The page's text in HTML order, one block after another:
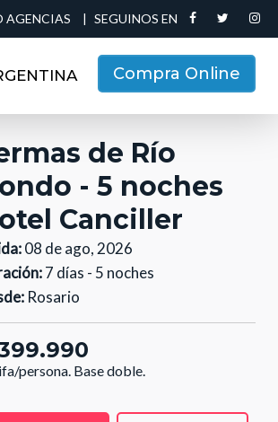
AGENCIAS | SEGUINOS EN
Compra Online
de Río
- 5 noches
Canciller
08 de ago, 2026
7 días - 5 noches
Rosario
persona. Base doble.